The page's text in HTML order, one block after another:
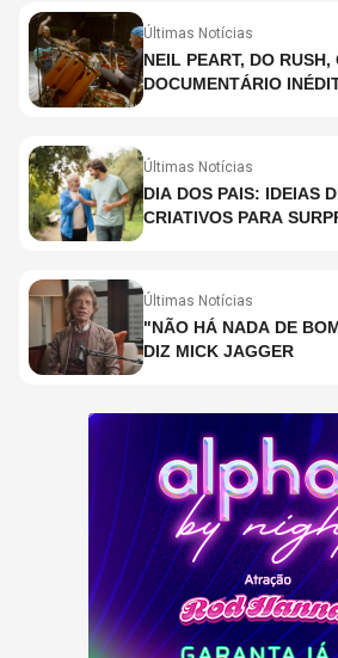
Últimas Notícias
NEIL PEART, DO RUSH,
DOCUMENTÁRIO
Últimas Notícias
DIA DOS PAIS: IDEIAS DE PRESENTES
CRIATIVOS PARA
Últimas Notícias
"NÃO HÁ NADA DE
DIZ MICK JAGGER